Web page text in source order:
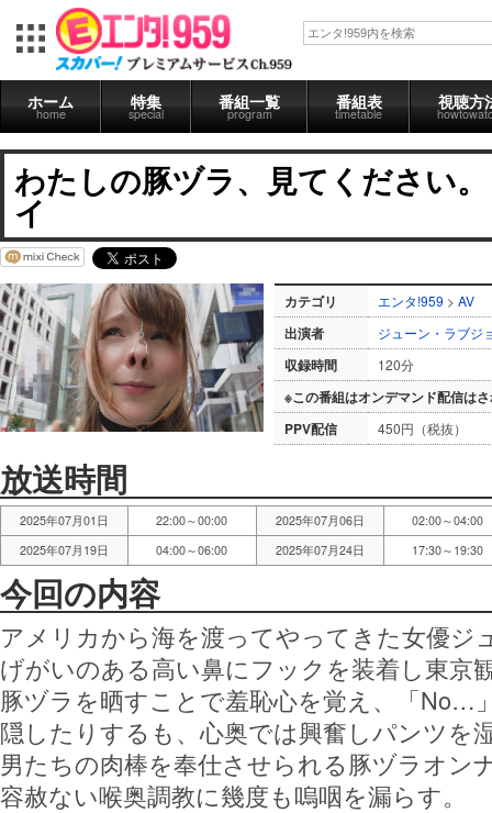
ホーム
home
特集
special
番組一覧
program
番組表
timetable
視聴方
わたしの豚ヅラ、見てください
イ
カテゴリ エンタ!959 > AV
出演者 ジューン・ラブジ
収録時間 120分
※この番組はオンデマンド配信は
PPV配信
450円（税抜）
放送時間
2025年07月01日 22:00～00:00 2025年07月06日
02:00～04:00
2025年07月19日
04:00～06:00 2025年07月24日 17:30～19:30
今回の内容
アメリカから海を渡ってやってきた女優ジ
げがいのある高い鼻にフックを装着し東京
豚ヅラを晒すことで羞恥心を覚え、「No…
隠したりするも、心奥では興奮しパンツ
男たちの肉棒を奉仕させられる豚ヅラオン
容赦ない喉奥調教に幾度も嗚咽を漏らす。